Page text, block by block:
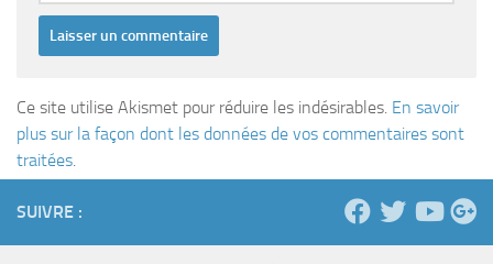
Ce site utilise Akismet pour réduire les indésirables. En savoir
plus sur la façon dont les données de vos commentaires sont
traitées.
SUIVRE :